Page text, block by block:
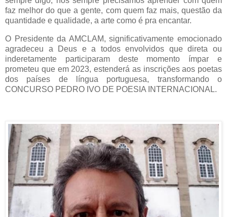
faz melhor do que a gente, com quem faz mais, questão da
quantidade e qualidade, a arte como é pra encantar.
O Presidente da AMCLAM, significativamente emocionado
agradeceu a Deus e a todos envolvidos que direta ou
inderetamente participaram deste momento ímpar e
prometeu que em 2023, estenderá as inscrições aos poetas
dos países de língua portuguesa, transformando o
CONCURSO PEDRO IVO DE POESIA INTERNACIONAL.